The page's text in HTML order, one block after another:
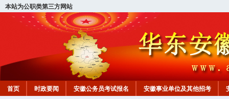
本站为公职类第三方网站
首页 时政要闻 安徽公务员考试报名 安徽事业单位及其他招考